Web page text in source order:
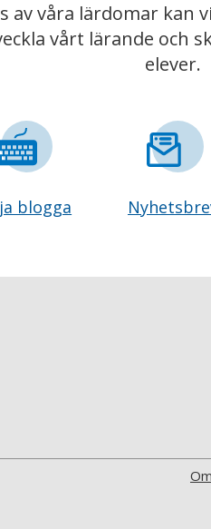
av våra lärdomar kan
vårt lärande och
elever.
blogga